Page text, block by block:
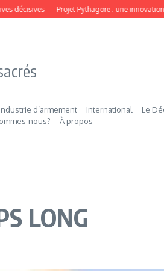
Projet Pythagore : une innovation
Industrie d’armement International
Le
À propos
LONG